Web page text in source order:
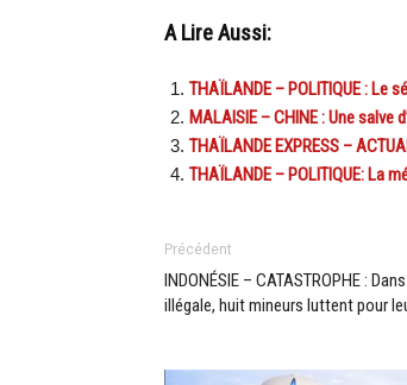
A Lire Aussi:
THAÏLANDE – POLITIQUE : Le
MALAISIE – CHINE : Une
THAÏLANDE EXPRESS –
THAÏLANDE – POLITIQUE: La
Précédent
INDONÉSIE – CATASTROPHE :
illégale, huit mineurs luttent pour